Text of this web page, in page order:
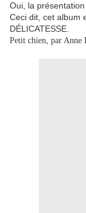
Oui, la
Ceci dit, cet album
DÉLICATESSE.
Petit chien, par Anne